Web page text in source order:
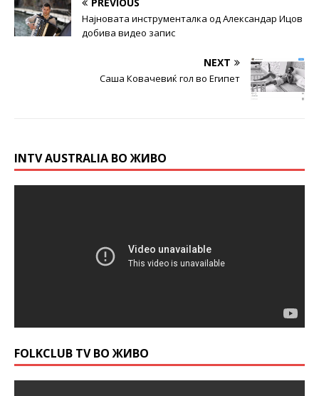
PREVIOUS
Најновата инструменталка од Александар Ицов
добива видео запис
NEXT
Саша Ковачевиќ гол во Египет
INTV AUSTRALIA ВО ЖИВО
FOLKCLUB TV ВО ЖИВО